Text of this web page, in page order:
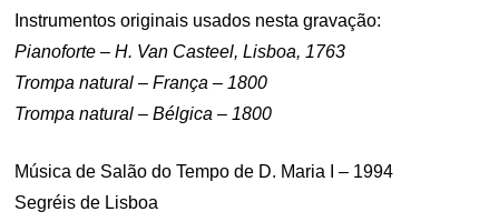
Instrumentos originais usados nesta gravação:
Pianoforte – H. Van Casteel, Lisboa, 1763
Trompa natural – França – 1800
Trompa natural – Bélgica – 1800
Música de Salão do Tempo de D. Maria I – 1994
Segréis de Lisboa